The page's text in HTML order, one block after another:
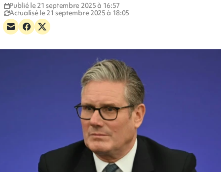
Publié le 21 septembre 2025 à 16:57
Actualisé le 21 septembre 2025 à 18:05